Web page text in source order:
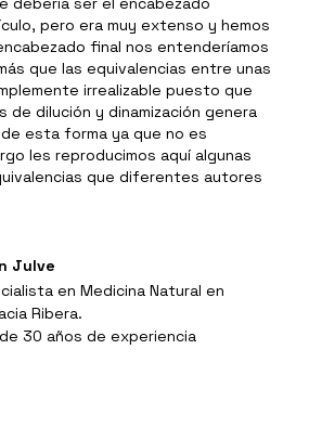
pero era muy extenso y hemos
final nos entenderíamos
que las equivalencias entre unas
irrealizable puesto que
dilución y dinamización genera
esta forma ya que no es
les reproducimos aquí algunas
que diferentes autores
Julve
en Medicina Natural en
Ribera.
30 años de experiencia